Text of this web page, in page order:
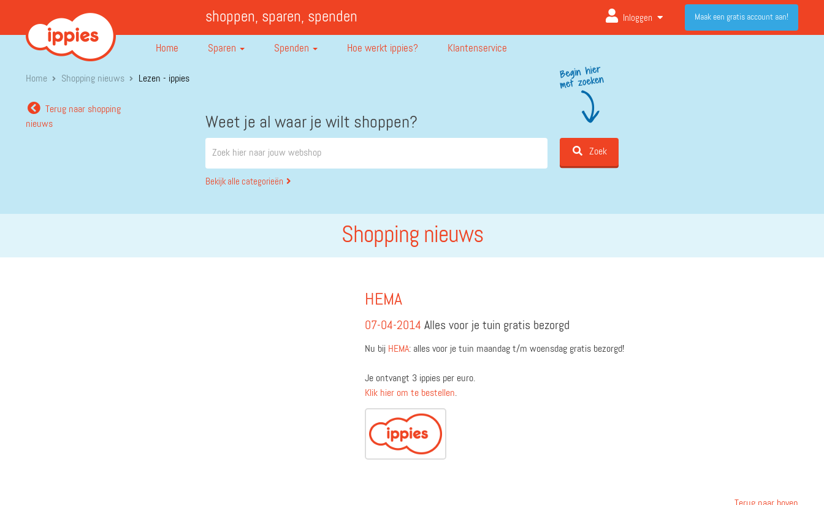
shoppen, sparen, spenden Inloggen Maak een gratis account aan!
Home Sparen Spenden Hoe werkt ippies? Klantenservice
Home Shopping nieuws Lezen - ippies
Terug naar shopping
nieuws
Weet je al waar je wilt shoppen?
Bekijk alle categorieën
Zoek
Shopping nieuws
HEMA
07-04-2014 Alles voor je tuin gratis bezorgd
Nu bij HEMA: alles voor je tuin maandag t/m woensdag gratis bezorgd!
Je ontvangt 3 ippies per euro.
Klik hier om te bestellen.